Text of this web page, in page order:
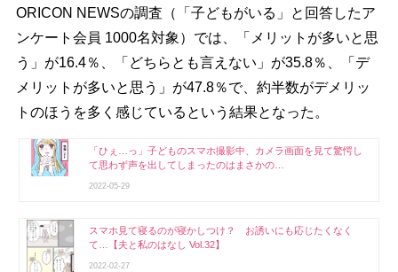
ORICON NEWSの調査（「子どもがいる」と回答したア
ンケート会員 1000名対象）では、「メリットが多いと思
う」が16.4％、「どちらとも言えない」が35.8％、「デ
メリットが多いと思う」が47.8％で、約半数がデメリッ
トのほうを多く感じているという結果となった。
「ひぇ…っ」子どものスマホ撮影中、カメラ画面を見て驚愕し
て思わず声を出してしまったのはまさかの…
2022-05-29
スマホ見て寝るのが寝かしつけ？ お誘いにも応じたくなく
て…【夫と私のはなし Vol.32】
2022-02-27